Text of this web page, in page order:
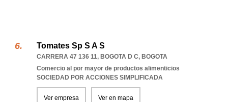
Tomates Sp S A S
CARRERA 47 136 11, BOGOTA D C, BOGOTA
Comercio al por mayor de productos alimenticios
SOCIEDAD POR ACCIONES SIMPLIFICADA
Ver empresa Ver en mapa